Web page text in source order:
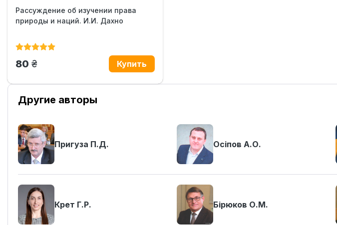
Рассуждение об изучении права
природы и наций. И.И. Дахно
80 грн.
Другие авторы
Пригуза П.Д. Осіпов А.О.
Крет Г.Р. Бірюков О.М.